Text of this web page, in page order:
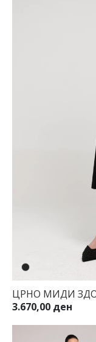
ЦРНО МИДИ
3.670,00 ден